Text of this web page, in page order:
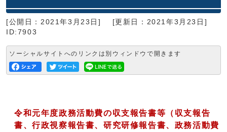
[公開日：2021年3月23日]
[更新日：2021年3月23日]
ID:7903
ソーシャルサイトへのリンクは別ウィンドウで開きます
令和元年度政務活動費の収支報告書等（収支報告
書、行政視察報告書、研究研修報告書、政務活動費